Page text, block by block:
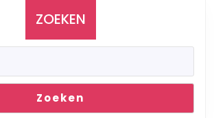
ZOEKEN
Zoeken